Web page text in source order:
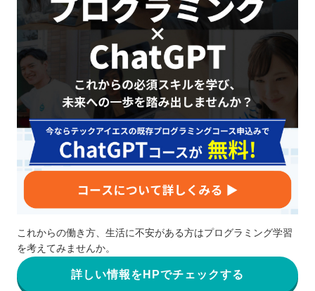
これからの働き方、生活に不安がある方はプログラミング学習
を考えてみませんか。
詳しい情報をHPでチェックする